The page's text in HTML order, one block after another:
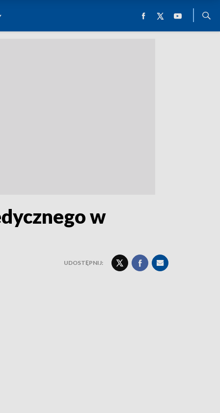
w
UDOSTĘPNIJ: